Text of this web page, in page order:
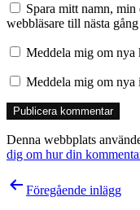
Spara mitt namn, min
webbläsare till nästa
Meddela mig om nya
Meddela mig om nya
Denna webbplats
dig om hur din
Föregående inlägg